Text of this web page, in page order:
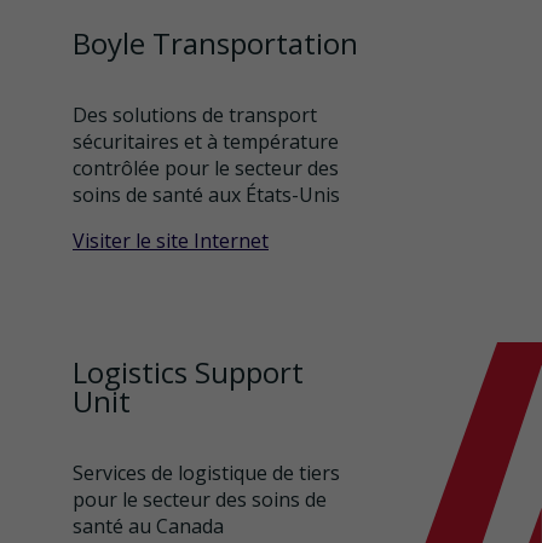
Boyle Transportation
Des solutions de transport
sécuritaires et à température
contrôlée pour le secteur des
soins de santé aux États-Unis
Visiter le site Internet
Logistics Support
Unit
Services de logistique de tiers
pour le secteur des soins de
santé au Canada